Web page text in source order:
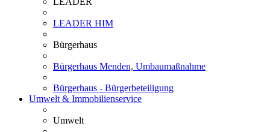
LEADER HIM
Bürgerhaus
Bürgerhaus Menden, Umbaumaßnahme
Bürgerhaus - Bürgerbeteiligung
Umwelt & Immobilienservice
Umwelt